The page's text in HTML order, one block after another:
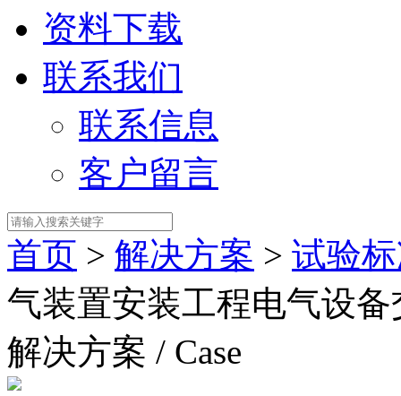
资料下载
联系我们
联系信息
客户留言
首页 > 解决方案 > 试验
气装置安装工程电气设
解决方案 / Case